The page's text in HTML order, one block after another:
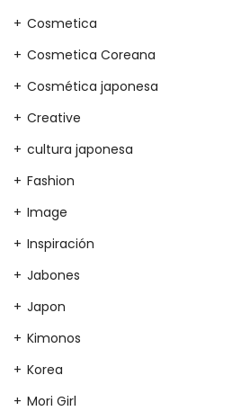
Cosmetica
Cosmetica Coreana
Cosmética japonesa
Creative
cultura japonesa
Fashion
Image
Inspiración
Jabones
Japon
Kimonos
Korea
Mori Girl